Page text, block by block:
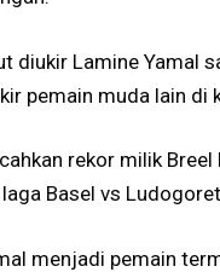
diukir Lamine Yamal
pemain muda lain di
rekor milik
Basel vs
menjadi pemain